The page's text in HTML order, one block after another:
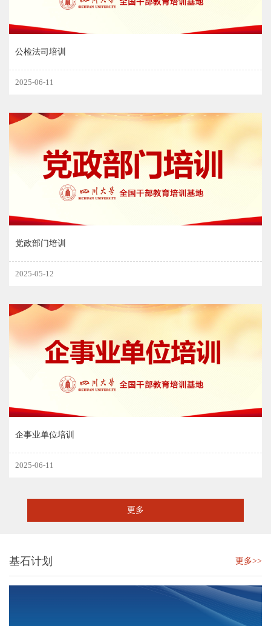
公检法司培训
2025-06-11
党政部门培训
2025-05-12
企事业单位培训
2025-06-11
更多
基石计划 更多>>